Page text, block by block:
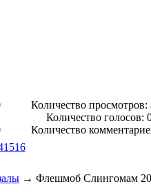
Количество просмотров:
Количество голосов:
Количество
1516
→ Флешмоб Слингомам